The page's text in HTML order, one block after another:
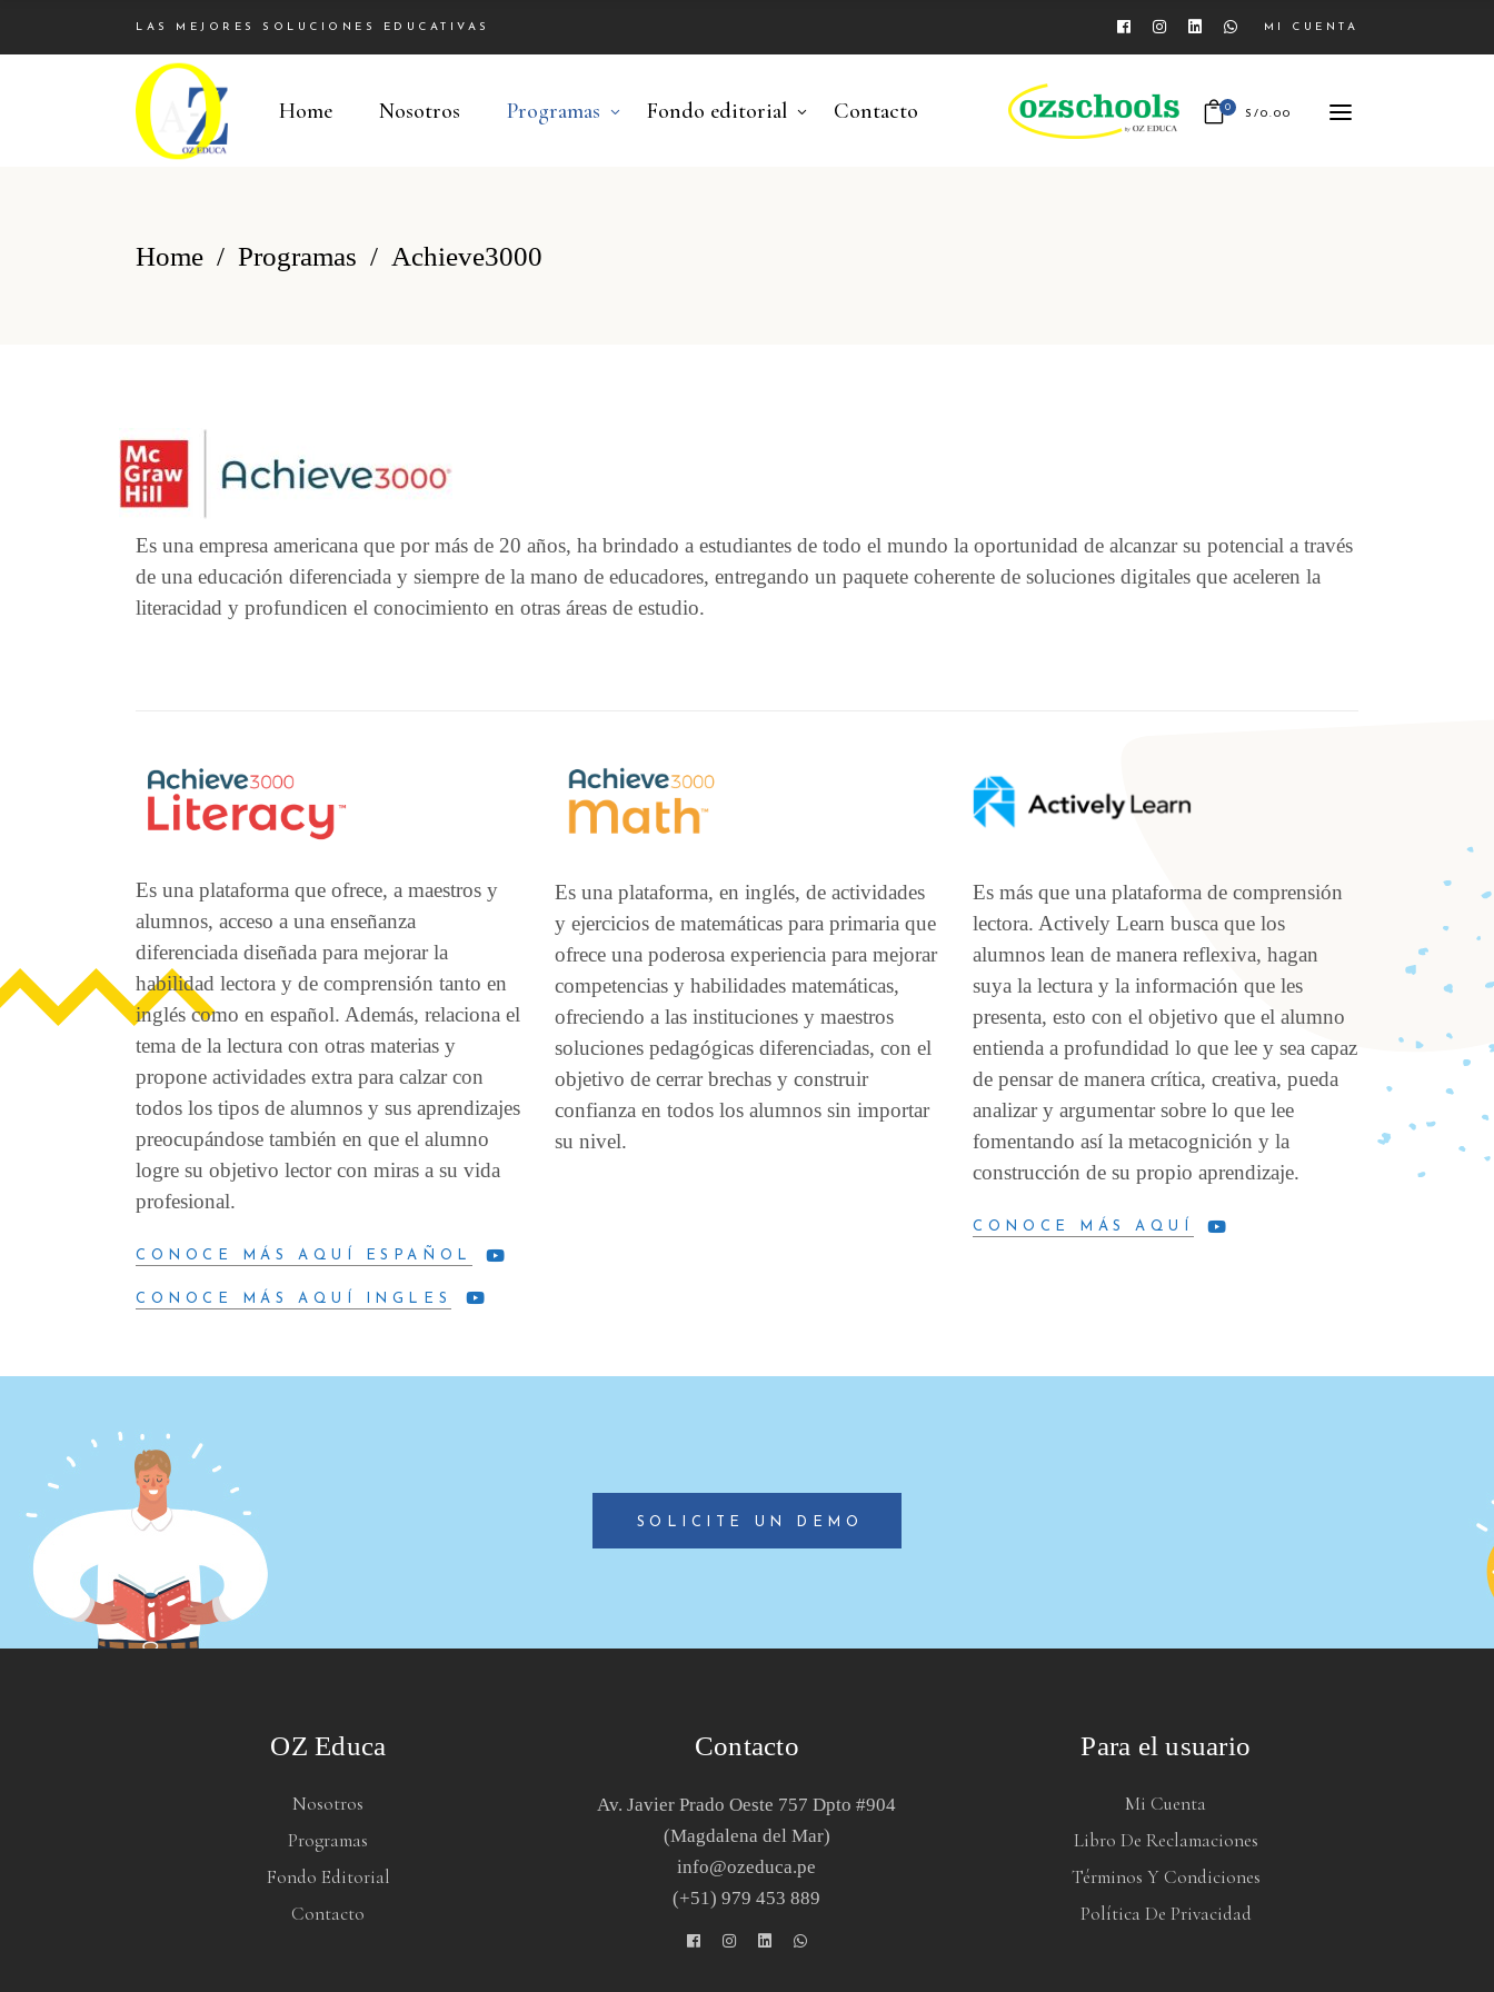
LAS MEJORES SOLUCIONES EDUCATIVAS MI CUENTA
Home Nosotros Programas Fondo editorial Contacto 0 S/0.00
Home / Programas / Achieve3000
Es una empresa americana que por más de 20 años, ha brindado a estudiantes de todo el mundo la oportunidad de alcanzar su potencial a través
de una educación diferenciada y siempre de la mano de educadores, entregando un paquete coherente de soluciones digitales que aceleren la
literacidad y profundicen el conocimiento en otras áreas de estudio.
Es una plataforma que ofrece, a maestros y
alumnos, acceso a una enseñanza
diferenciada diseñada para mejorar la
habilidad lectora y de comprensión tanto en
inglés como en español. Además, relaciona el
tema de la lectura con otras materias y
propone actividades extra para calzar con
todos los tipos de alumnos y sus aprendizajes
preocupándose también en que el alumno
logre su objetivo lector con miras a su vida
profesional.
CONOCE MÁS AQUÍ ESPAÑOL
CONOCE MÁS AQUÍ INGLES
Es una plataforma, en inglés, de actividades
y ejercicios de matemáticas para primaria que
ofrece una poderosa experiencia para mejorar
competencias y habilidades matemáticas,
ofreciendo a las instituciones y maestros
soluciones pedagógicas diferenciadas, con el
objetivo de cerrar brechas y construir
confianza en todos los alumnos sin importar
su nivel.
Es más que una plataforma de comprensión
lectora. Actively Learn busca que los
alumnos lean de manera reflexiva, hagan
suya la lectura y la información que les
presenta, esto con el objetivo que el alumno
entienda a profundidad lo que lee y sea capaz
de pensar de manera crítica, creativa, pueda
analizar y argumentar sobre lo que lee
fomentando así la metacognición y la
construcción de su propio aprendizaje.
CONOCE MÁS AQUÍ
SOLICITE UN DEMO
OZ Educa
Nosotros
Programas
Fondo Editorial
Contacto
Contacto
Av. Javier Prado Oeste 757 Dpto #904
(Magdalena del Mar)
info@ozeduca.pe
(+51) 979 453 889
Para el usuario
Mi Cuenta
Libro De Reclamaciones
Términos Y Condiciones
Política De Privacidad